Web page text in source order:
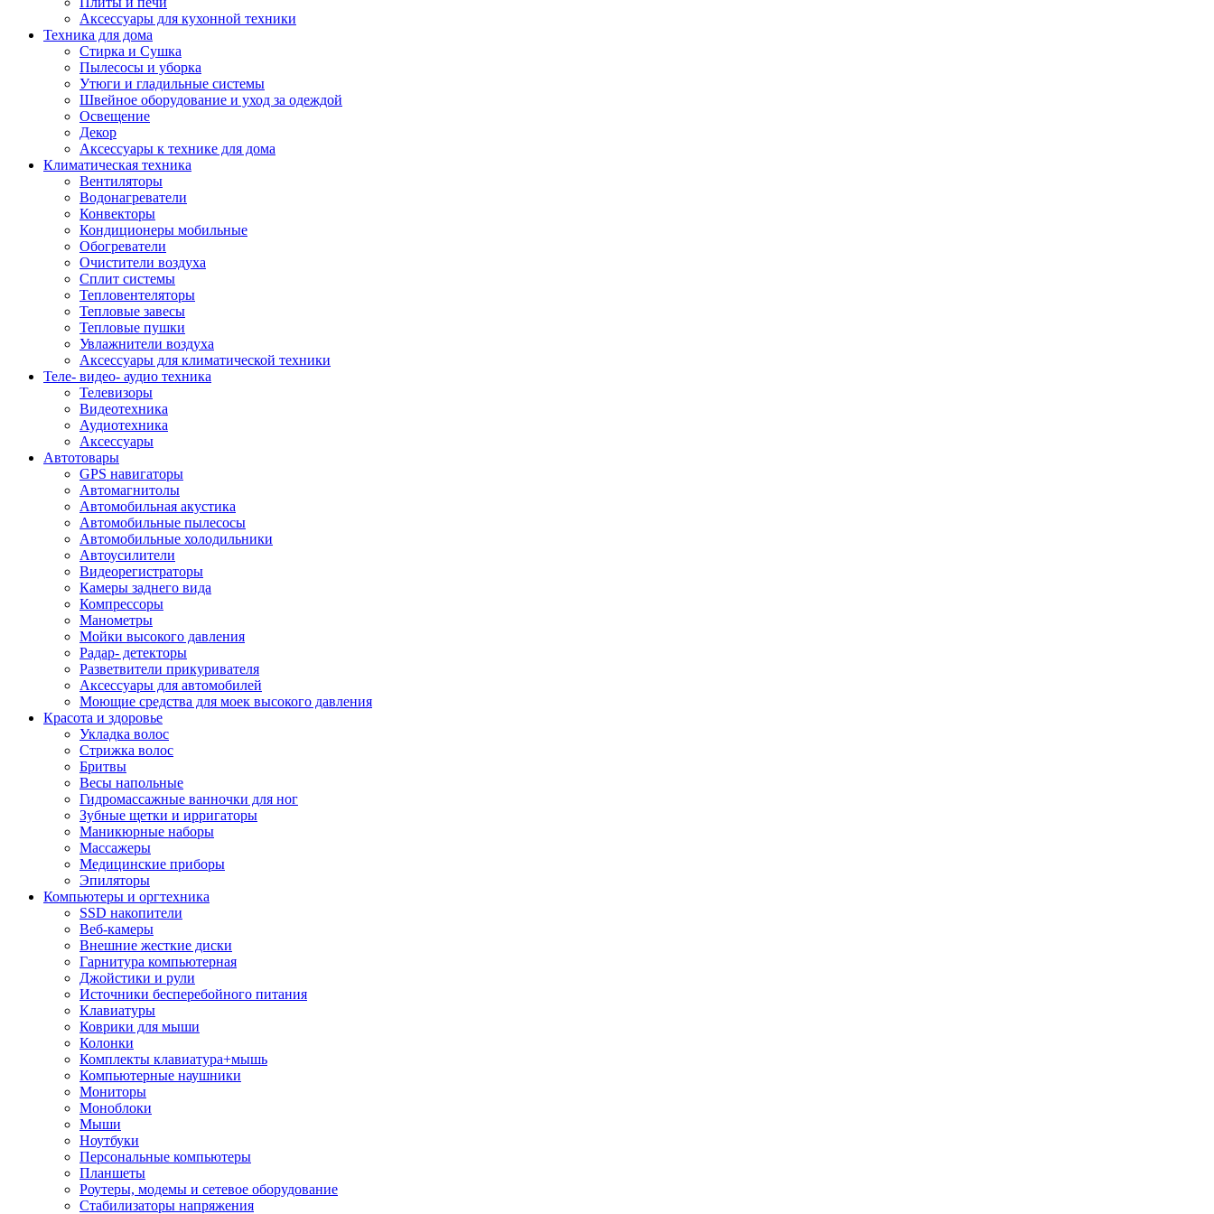
Аксессуары для кухонной техники
Техника для дома
Стирка и Сушка
Пылесосы и уборка
Утюги и гладильные системы
Швейное оборудование и уход за одеждой
Освещение
Декор
Аксессуары к технике для дома
Климатическая техника
Вентиляторы
Водонагреватели
Конвекторы
Кондиционеры мобильные
Обогреватели
Очистители воздуха
Сплит системы
Тепловентеляторы
Тепловые завесы
Тепловые пушки
Увлажнители воздуха
Аксессуары для климатической техники
Теле- видео- аудио техника
Телевизоры
Видеотехника
Аудиотехника
Аксессуары
Автотовары
GPS навигаторы
Автомагнитолы
Автомобильная акустика
Автомобильные пылесосы
Автомобильные холодильники
Автоусилители
Видеорегистраторы
Камеры заднего вида
Компрессоры
Манометры
Мойки высокого давления
Радар- детекторы
Разветвители прикуривателя
Аксессуары для автомобилей
Моющие средства для моек высокого давления
Красота и здоровье
Укладка волос
Стрижка волос
Бритвы
Весы напольные
Гидромассажные ванночки для ног
Зубные щетки и ирригаторы
Маникюрные наборы
Массажеры
Медицинские приборы
Эпиляторы
Компьютеры и оргтехника
SSD накопители
Веб-камеры
Внешние жесткие диски
Гарнитура компьютерная
Джойстики и рули
Источники бесперебойного питания
Клавиатуры
Коврики для мыши
Колонки
Комплекты клавиатура+мышь
Компьютерные наушники
Мониторы
Моноблоки
Мыши
Ноутбуки
Персональные компьютеры
Планшеты
Роутеры, модемы и сетевое оборудование
Стабилизаторы напряжения